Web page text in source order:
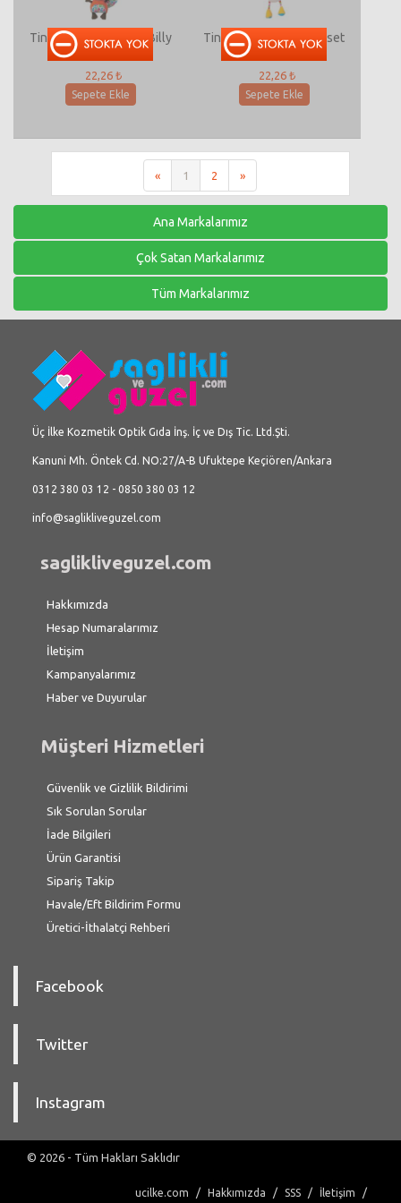
Tiny Love Su Samuru Billy
Puset Oyuncağı
22,26 ₺
Sepete Ekle
Tiny Love Kuzu Lily Puset
Oyuncağı
22,26 ₺
Sepete Ekle
« 1 2 »
Ana Markalarımız
Çok Satan Markalarımız
Tüm Markalarımız
Üç İlke Kozmetik Optik Gıda İnş. İç ve Dış Tic. Ltd.Şti.
Kanuni Mh. Öntek Cd. NO:27/A-B Ufuktepe Keçiören/Ankara
0312 380 03 12 - 0850 380 03 12
info@saglikliveguzel.com
saglikliveguzel.com
Hakkımızda
Hesap Numaralarımız
İletişim
Kampanyalarımız
Haber ve Duyurular
Müşteri Hizmetleri
Güvenlik ve Gizlilik Bildirimi
Sık Sorulan Sorular
İade Bilgileri
Ürün Garantisi
Sipariş Takip
Havale/Eft Bildirim Formu
Üretici-İthalatçi Rehberi
Facebook
Twitter
Instagram
© 2026 - Tüm Hakları Saklıdır
ucilke.com Hakkımızda SSS İletişim